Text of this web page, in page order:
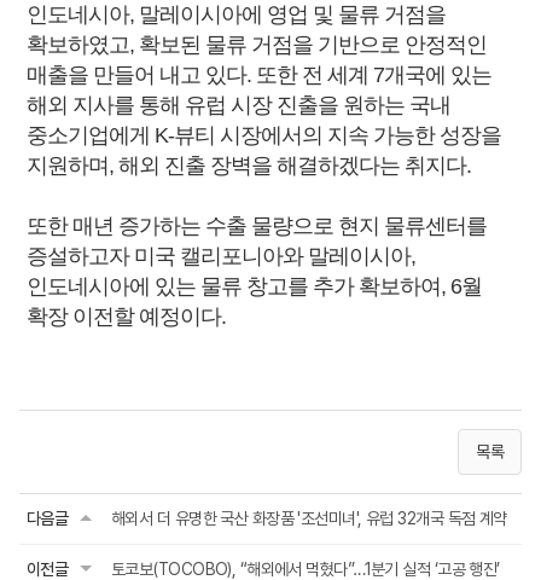
인도네시아, 말레이시아에 영업 및 물류 거점을
확보하였고, 확보된 물류 거점을 기반으로 안정적인
매출을 만들어 내고 있다. 또한 전 세계 7개국에 있는
해외 지사를 통해 유럽 시장 진출을 원하는 국내
중소기업에게 K-뷰티 시장에서의 지속 가능한 성장을
지원하며, 해외 진출 장벽을 해결하겠다는 취지다.
또한 매년 증가하는 수출 물량으로 현지 물류센터를
증설하고자 미국 캘리포니아와 말레이시아,
인도네시아에 있는 물류 창고를 추가 확보하여, 6월
확장 이전할 예정이다.
목록
다음글 해외서 더 유명한 국산 화장품 '조선미녀', 유럽 32개국 독점 계약
이전글 토코보(TOCOBO), “해외에서 먹혔다”…1분기 실적 ‘고공 행진’